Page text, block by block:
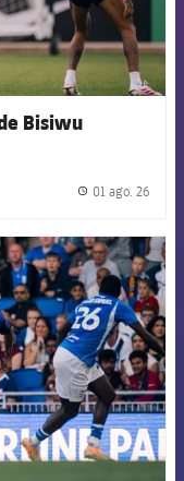
Bisiwu
01 ago. 26
badge